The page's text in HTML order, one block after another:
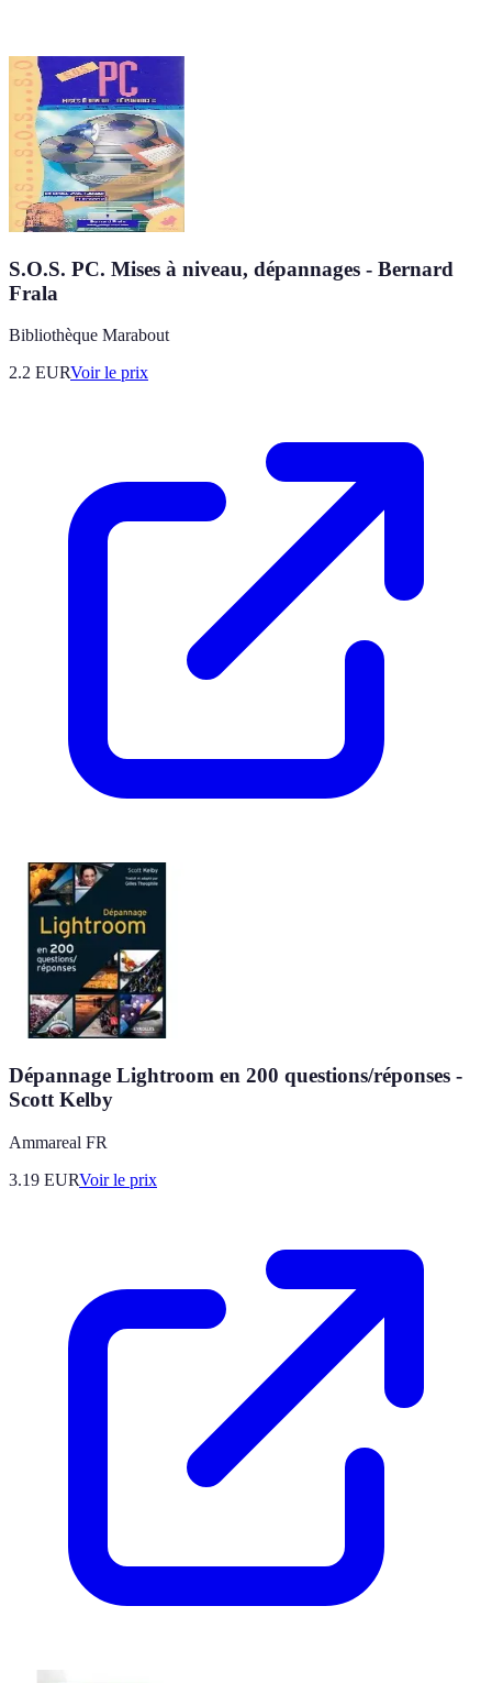
S.O.S. PC. Mises à niveau, dépannages - Bernard
Frala
Bibliothèque Marabout
2.2 EURVoir le prix
Dépannage Lightroom en 200 questions/réponses -
Scott Kelby
Ammareal FR
3.19 EURVoir le prix